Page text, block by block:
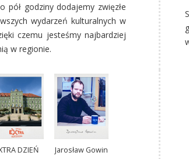
pół godziny dodajemy zwięzłe
wydarzeń kulturalnych w
czemu jesteśmy najbardziej
w regionie.
DZIEŃ Jarosław Gowin